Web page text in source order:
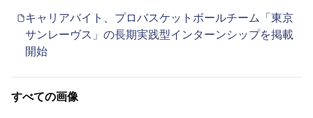
キャリアバイト、プロバスケットボールチーム「東京
サンレーヴス」の長期実践型インターンシップを掲載
開始
すべての画像